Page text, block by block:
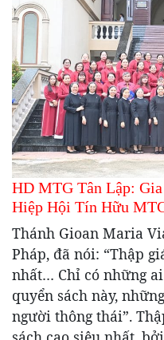
HD MTG Tân Lập:
Hiệp Hội Tín Hữu
Thánh Gioan Maria
Pháp, đã nói: “Thập
nhất… Chỉ có những
quyển sách này,
người thông thái”.